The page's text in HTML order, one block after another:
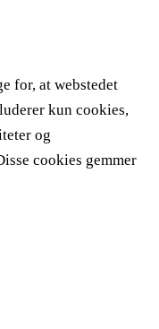
for, at webstedet
kun cookies,
og
cookies gemmer